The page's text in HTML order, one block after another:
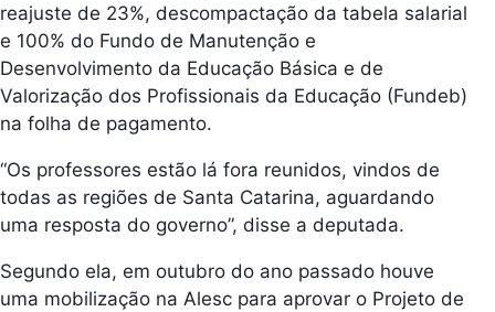
reajuste de 23%, descompactação da tabela salarial
e 100% do Fundo de Manutenção e
Desenvolvimento da Educação Básica e de
Valorização dos Profissionais da Educação (Fundeb)
na folha de pagamento.
“Os professores estão lá fora reunidos, vindos de
todas as regiões de Santa Catarina, aguardando
uma resposta do governo”, disse a deputada.
Segundo ela, em outubro do ano passado houve
uma mobilização na Alesc para aprovar o Projeto de